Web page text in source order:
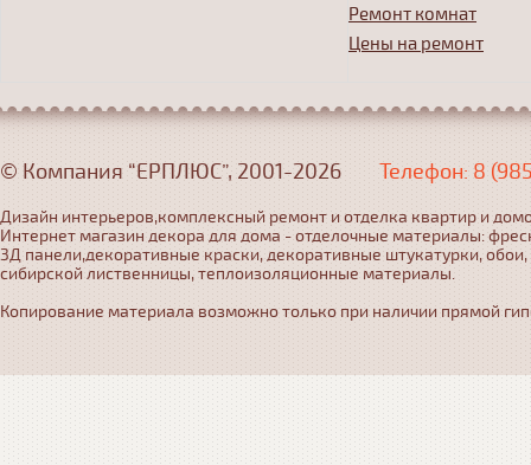
Ремонт комнат
Цены на ремонт
© Компания “ЕРПЛЮС”, 2001-2026 Телефон: 8
Дизайн интерьеров,комплексный ремонт и отделка квартир и
Интернет магазин декора для дома - отделочные материалы:
3Д панели,декоративные краски, декоративные штукатурки,
сибирской лиственницы, теплоизоляционные материалы.
Копирование материала возможно только при наличии прямой